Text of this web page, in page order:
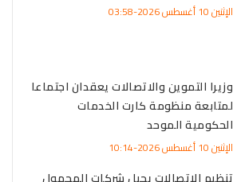
الإثنين 10 أغسطس 2026-03:58
وزيرا التموين والاتصالات يعقدان اجتماعا
لمتابعة منظومة كارت الخدمات
الحكومية الموحد
الإثنين 10 أغسطس 2026-10:14